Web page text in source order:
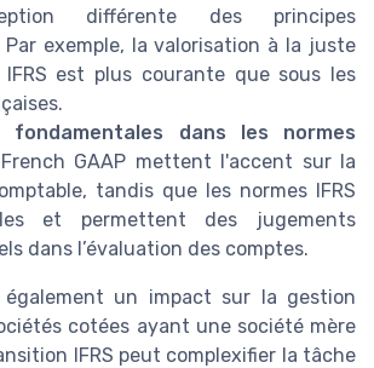
différente des principes
Par exemple, la valorisation à la juste
est plus courante que sous les
fondamentales dans les normes
GAAP mettent l'accent sur la
tandis que les normes IFRS
et permettent des jugements
dans l’évaluation des comptes.
un impact sur la gestion
cotées ayant une société mère
IFRS peut complexifier la tâche